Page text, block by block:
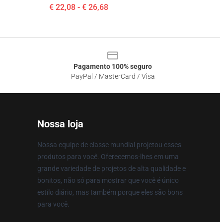
€ 22,08 - € 26,68
Pagamento 100% seguro
PayPal / MasterCard / Visa
Nossa loja
Nossa equipe de classe mundial projetou esses
produtos para você. Oferecemos-lhes em uma
grande variedade de projetos de alta qualidade e
bonitos, não só para mostrar que você é único
estilo diário, mas também porque eles são bons
para você.